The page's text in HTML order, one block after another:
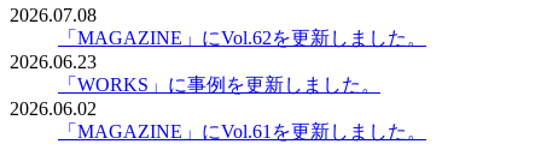
2026.07.08
「MAGAZINE」にVol.62を更新しました。
2026.06.23
「WORKS」に事例を更新しました。
2026.06.02
「MAGAZINE」にVol.61を更新しました。